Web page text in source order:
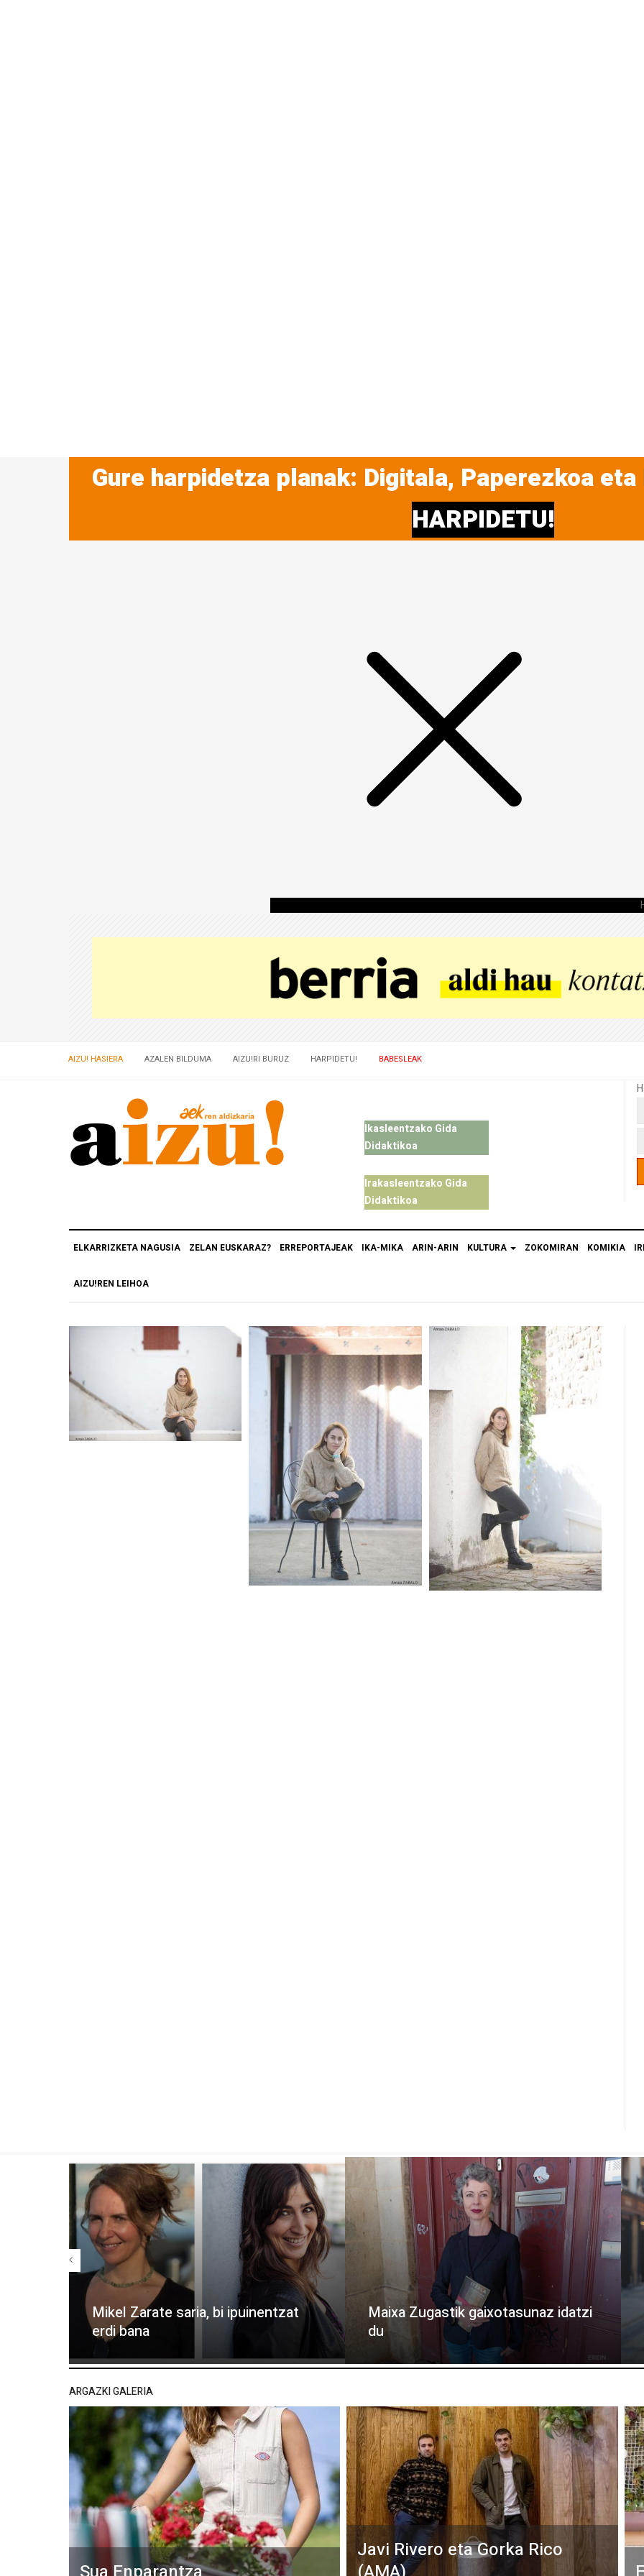
Gure harpidetza planak: Digitala, Paperezkoa
HARPIDETU!
AIZU! HASIERA AZALEN BILDUMA AIZU!RI BURUZ HARPIDETU! BABESLEAK
Ikasleentzako Gida
Didaktikoa
Irakasleentzako Gida
Didaktikoa
ELKARRIZKETA NAGUSIA ZELAN EUSKARAZ? ERREPORTAJEAK IKA-MIKA ARIN-ARIN KULTURA ZOKOMIRAN KOMIKIA
AIZU!REN LEIHOA
Mikel Zarate saria, bi ipuinentzat
erdi bana
Maixa Zugastik gaixotasunaz idatzi
du
ARGAZKI GALERIA
Javi Rivero eta Gorka Rico